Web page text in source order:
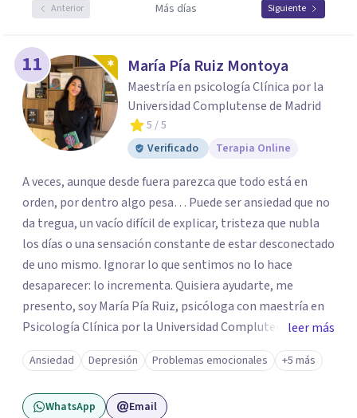
Anterior Más días Siguiente
11 María Pía Ruiz Montoya
Maestría en psicología Clínica por la
Universidad Complutense de Madrid
5 / 5
Verificado
Terapia Online
A veces, aunque desde fuera parezca que todo está en
orden, por dentro algo pesa… Puede ser ansiedad que no
da tregua, un vacío difícil de explicar, tristeza que nubla
los días o una sensación constante de estar desconectado
de uno mismo. Ignorar lo que sentimos no lo hace
desaparecer: lo incrementa. Quisiera ayudarte, me
presento, soy María Pía Ruiz, psicóloga con maestría en
Psicología Clínica por la Universidad Complutense de
Madrid formación en Terapia de Aceptación y
Compromiso, mindfulness y psicología contextual.
Cuento con más de 5 años de experiencia atendiendo a
niños, adolescentes y adultos de forma presencial y
leer más
Ansiedad Depresión Problemas emocionales +5 más
WhatsApp Email